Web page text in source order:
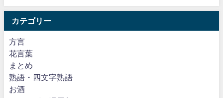
カテゴリー
方言
花言葉
まとめ
熟語・四文字熟語
お酒